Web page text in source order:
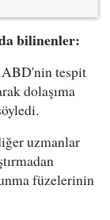
bilinenler:
ABD'nin tespit
dolaşıma
uzmanlar
füzelerinin